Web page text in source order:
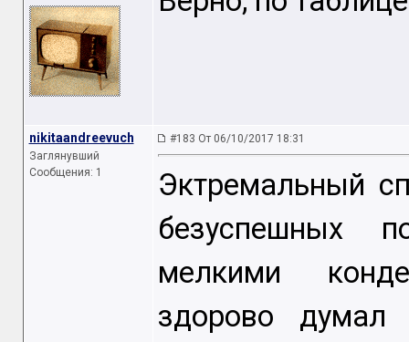
nikitaandreevuch
Заглянувший
Сообщения: 1
#183 От 06/10/2017 18:31
Эктремальный
безуспешных
мелкими
здорово